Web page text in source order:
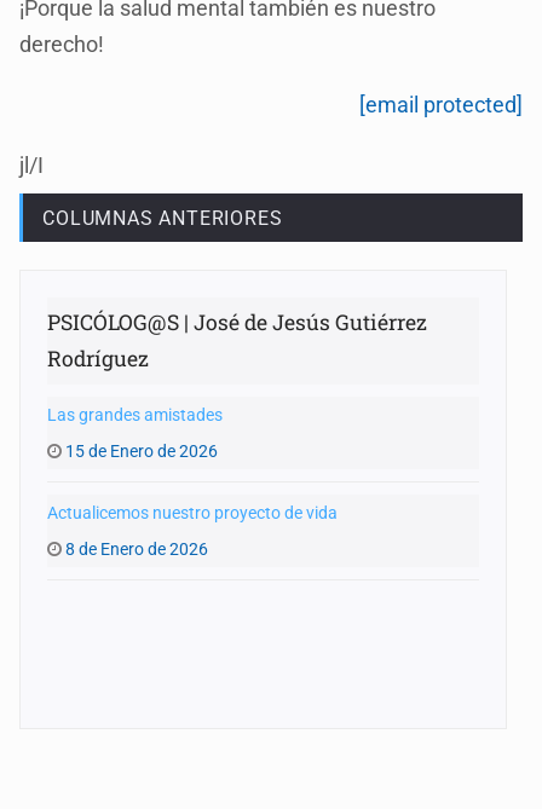
¡Porque la salud mental también es nuestro
derecho!
[email protected]
jl/I
COLUMNAS ANTERIORES
PSICÓLOG@S | José de Jesús Gutiérrez
Rodríguez
Las grandes amistades
15 de Enero de 2026
Actualicemos nuestro proyecto de vida
8 de Enero de 2026